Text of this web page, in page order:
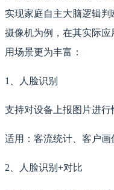
实现家庭自主大脑逻辑
摄像机为例，在其实际
用场景更为丰富：
1、人脸识别
支持对设备上报图片进
适用：客流统计、客户画
2、人脸识别+对比